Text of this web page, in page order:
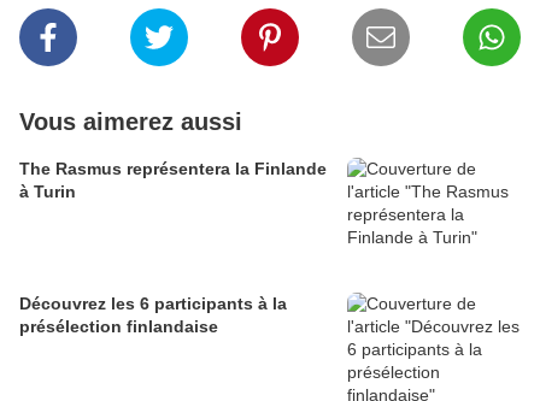
Vous aimerez aussi
The Rasmus représentera la Finlande
à Turin
Découvrez les 6 participants à la
présélection finlandaise